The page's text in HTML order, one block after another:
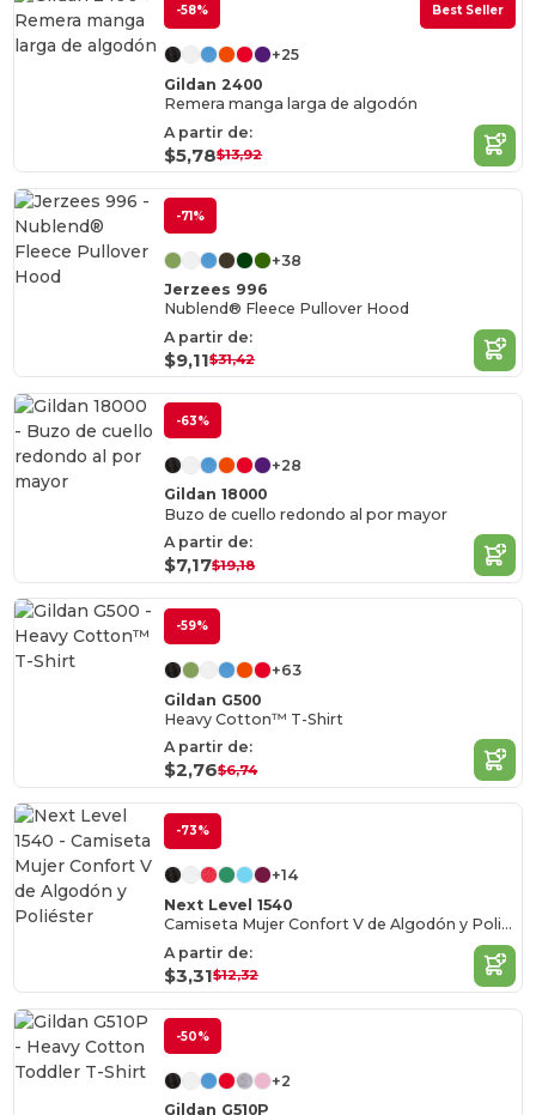
-58% Best Seller
+25
Gildan 2400
Remera manga larga de algodón
A partir de:
$5,78$13,92
-71%
+38
Jerzees 996
Nublend® Fleece Pullover Hood
A partir de:
$9,11$31,42
-63%
+28
Gildan 18000
Buzo de cuello redondo al por mayor
A partir de:
$7,17$19,18
-59%
+63
Gildan G500
Heavy Cotton™ T-Shirt
A partir de:
$2,76$6,74
-73%
+14
Next Level 1540
Camiseta Mujer Confort V de Algodón y Poliéster
A partir de:
$3,31$12,32
-50%
+2
Gildan G510P